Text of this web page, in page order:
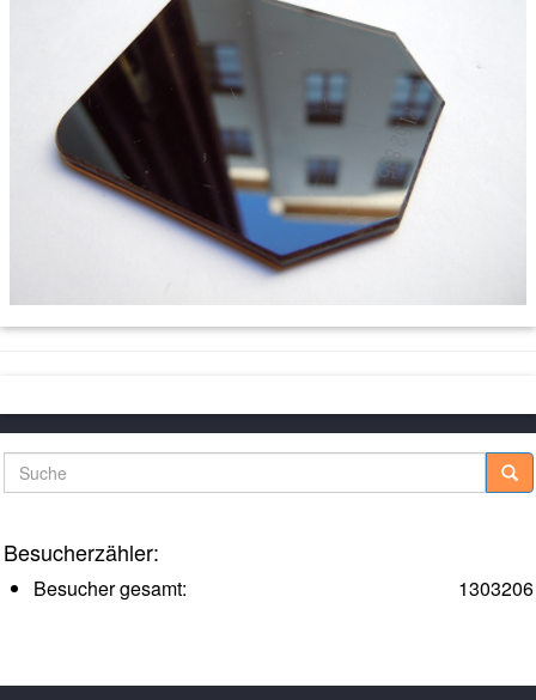
Suche
Besucherzähler:
1303206
Besucher gesamt: